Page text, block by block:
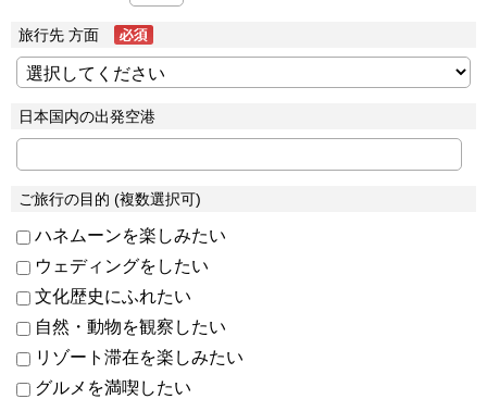
旅行先 方面
日本国内の出発空港
ご旅行の目的 (複数選択可)
ハネムーンを楽しみたい
ウェディングをしたい
文化歴史にふれたい
自然・動物を観察したい
リゾート滞在を楽しみたい
グルメを満喫したい